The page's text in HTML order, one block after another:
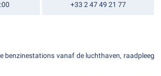
+33 2 47 49 21 77
vanaf de luchthaven, raadpleeg